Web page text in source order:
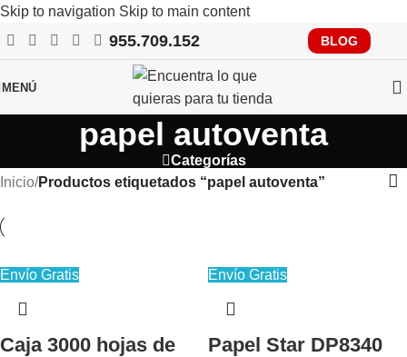
Skip to navigation Skip to main content
RECUERDA QUE PRONTO TENDRÁS QUE CUMPLIR CON
VERIFACTU, CONSÚLTANOS
955.709.152 BLOG
MENÚ
papel autoventa
Categorías
Inicio/Productos etiquetados “papel autoventa”
Envío Gratis
Caja 3000 hojas de
Envío Gratis
Papel Star DP8340